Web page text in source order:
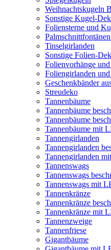
Weihnachtskugeln
Sonstige Kugel-
Foliensterne und
Tinselgirlanden
Sonstige Folien-
Folienvorhänge
Foliengirlanden
Geschenkbänder
Streudeko
Tannenbäume
Tannenbäume
Tannenbäume
Tannenbäume mit
Tannengirlanden
Tannengirlanden
Tannengirlanden
Tannenswags
Tannenswags
Tannenswags mit
Tannenkränze
Tannenkränze
Tannenkränze mit
Tannenzweige
Tannenfriese
Gigantbäume